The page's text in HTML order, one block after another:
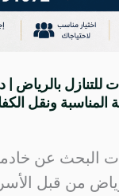
للتنازل بالرياض
المناسبة ونقل
البحث عن
من قبل